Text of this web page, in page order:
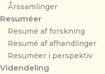
Årssamlinger
Resuméer
Resumé af forskning
Resumé af afhandlinger
Resuméer i perspektiv
Videndeling